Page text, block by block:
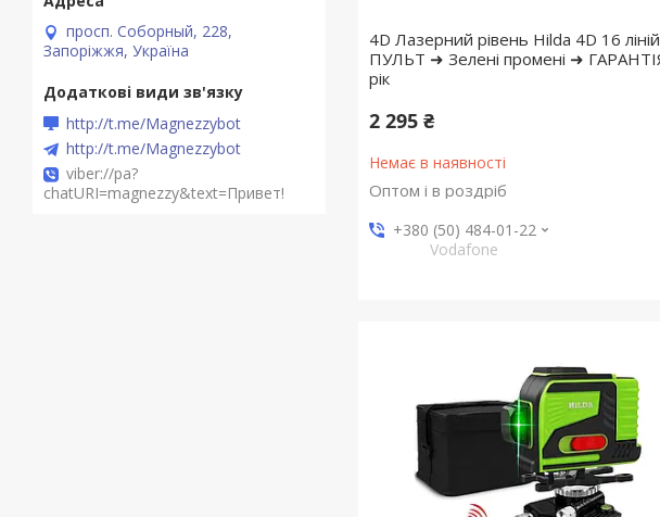
4D Лазерний рівень Hilda 4D 16
ПУЛЬТ ➜ Зелені промені ➜
рік
2 295 ₴
Немає в наявності
Оптом і в роздріб
+380 (50) 484-01-22
Vodafone
просп. Соборный, 228,
Запоріжжя, Україна
http://t.me/Magnezzybot
http://t.me/Magnezzybot
viber://pa?
chatURI=magnezzy&text=Привет!